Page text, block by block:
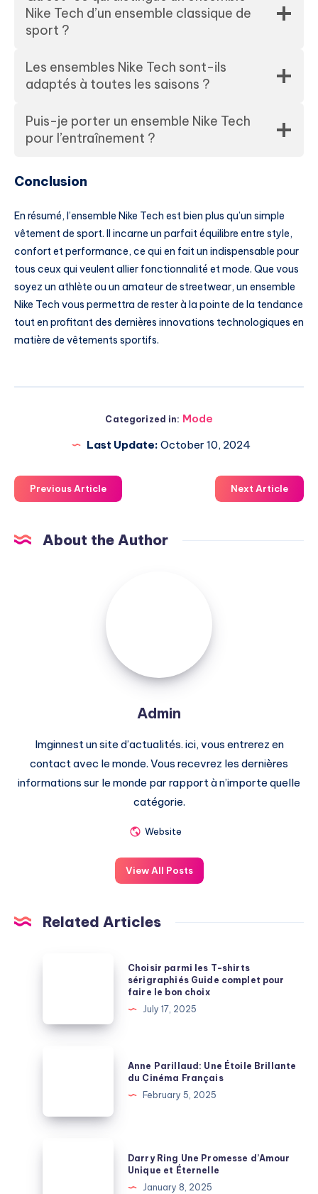
Nike Tech d’un ensemble classique de
sport ?
Les ensembles Nike Tech sont-ils
adaptés à toutes les saisons ?
Puis-je porter un ensemble Nike Tech
pour l’entraînement ?
Conclusion
En résumé, l’ensemble Nike Tech est bien plus qu’un simple
vêtement de sport. Il incarne un parfait équilibre entre style,
confort et performance, ce qui en fait un indispensable pour
tous ceux qui veulent allier fonctionnalité et mode. Que vous
soyez un athlète ou un amateur de streetwear, un ensemble
Nike Tech vous permettra de rester à la pointe de la tendance
tout en profitant des dernières innovations technologiques en
matière de vêtements sportifs.
Categorized in: Mode
Last Update: October 10, 2024
Previous Article Next Article
About the Author
Admin
Imginnest un site d’actualités. ici, vous entrerez en
contact avec le monde. Vous recevrez les dernières
informations sur le monde par rapport à n’importe quelle
catégorie.
Website
View All Posts
Related Articles
shirts
faire
Choisir parmi les T-shirts
sérigraphiés Guide complet pour
faire le bon choix
July 17, 2025
Brillante
Anne Parillaud: Une Étoile Brillante
du Cinéma Français
February 5, 2025
Darry Ring Une Promesse d’Amour
Unique et Éternelle
January 8, 2025